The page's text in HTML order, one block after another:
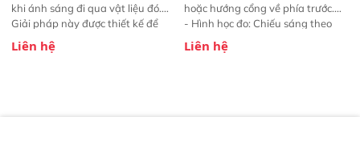
khi ánh sáng đi qua vật liệu đó.
Giải pháp này được thiết kế để
giúp người dùng tuân thủ tiêu
chuẩn FDA CFR 21 Phần 11, một
Liên hệ
hoặc hướng cổng về phía trước.
- Hình học đo: Chiếu sáng theo
vòng tròn định hướng 45° / quan
sát ở góc 0°.
Liên hệ